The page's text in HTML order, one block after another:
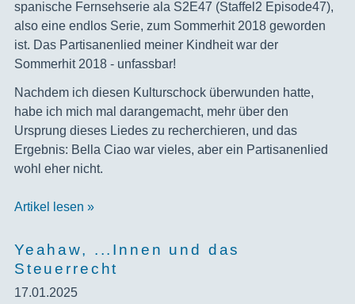
spanische Fernsehserie ala S2E47 (Staffel2 Episode47),
also eine endlos Serie, zum Sommerhit 2018 geworden
ist. Das Partisanenlied meiner Kindheit war der
Sommerhit 2018 - unfassbar!
Nachdem ich diesen Kulturschock überwunden hatte,
habe ich mich mal darangemacht, mehr über den
Ursprung dieses Liedes zu recherchieren, und das
Ergebnis: Bella Ciao war vieles, aber ein Partisanenlied
wohl eher nicht.
Artikel lesen »
Yeahaw, ...Innen und das
Steuerrecht
17.01.2025